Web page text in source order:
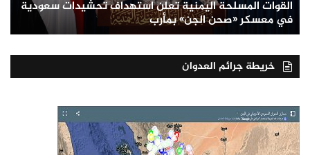
القوات المسلحة اليمنية تعلن استهداف تحشيدات سعودية
في معسكر «صحن الجن» بمأرب
خريطة جرائم العدوان